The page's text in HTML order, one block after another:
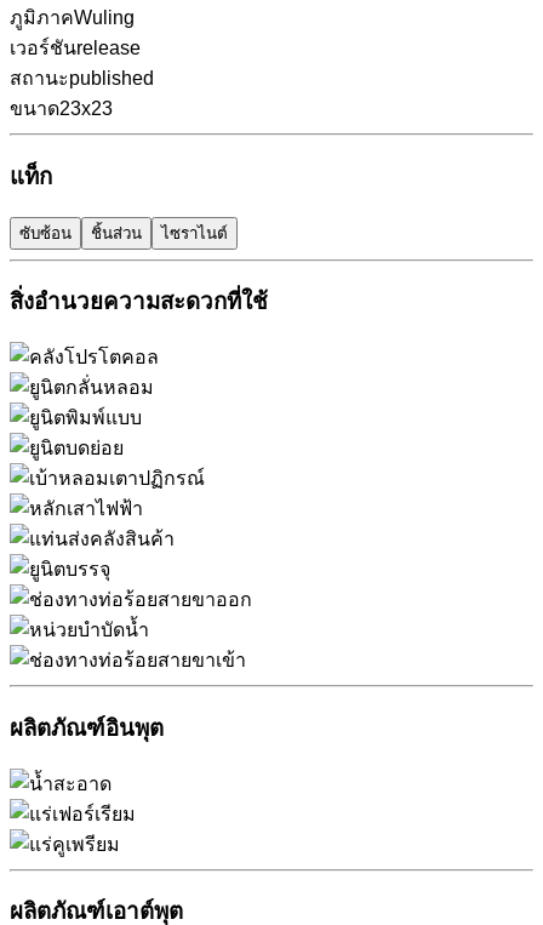
ภูมิภาคWuling
เวอร์ชันrelease
สถานะpublished
ขนาด23x23
แท็ก
ซับซ้อน ชิ้นส่วน ไซราไนต์
สิ่งอำนวยความสะดวกที่ใช้
ผลิตภัณฑ์อินพุต
ผลิตภัณฑ์เอาต์พุต